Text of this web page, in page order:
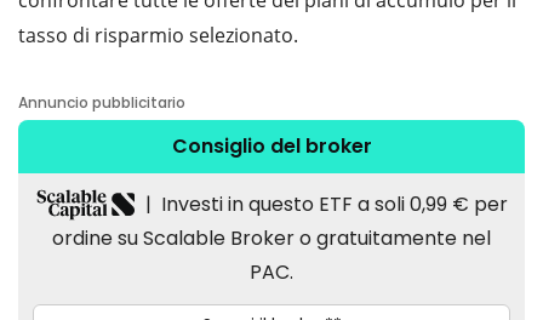
tasso di risparmio selezionato.